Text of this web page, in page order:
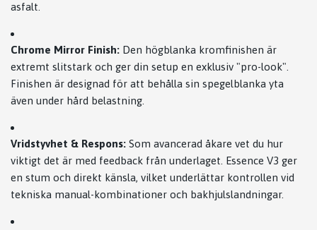
asfalt.
Chrome Mirror Finish: Den högblanka kromfinishen är
extremt slitstark och ger din setup en exklusiv "pro-look".
Finishen är designad för att behålla sin spegelblanka yta
även under hård belastning.
Vridstyvhet & Respons: Som avancerad åkare vet du hur
viktigt det är med feedback från underlaget. Essence V3 ger
en stum och direkt känsla, vilket underlättar kontrollen vid
tekniska manual-kombinationer och bakhjulslandningar.